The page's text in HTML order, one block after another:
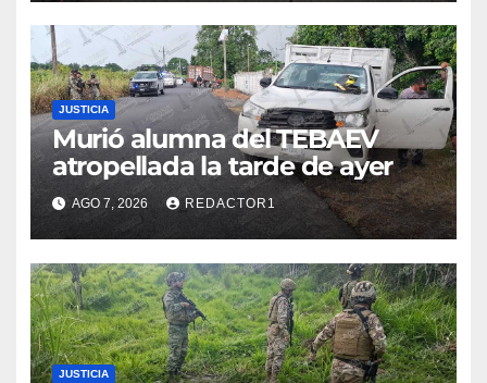
JUSTICIA
Murió alumna del TEBAEV
atropellada la tarde de ayer
AGO 7, 2026 REDACTOR1
JUSTICIA